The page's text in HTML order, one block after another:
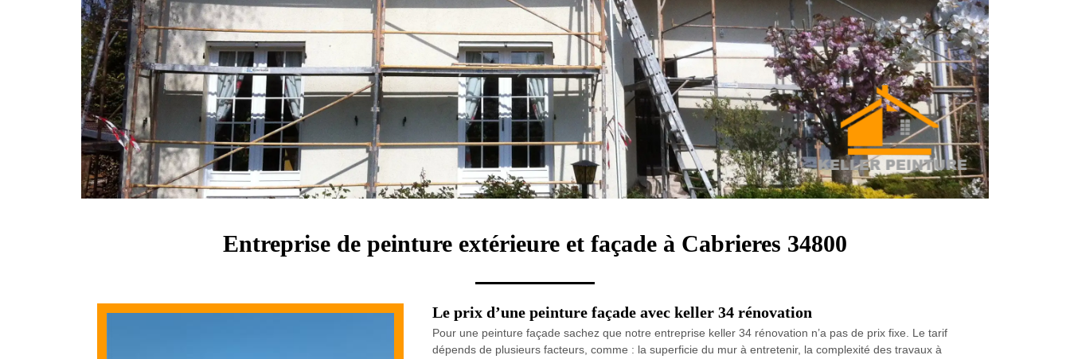
Entreprise de peinture extérieure et façade à Cabrieres 34800
Le prix d’une peinture façade avec keller 34 rénovation
Pour une peinture façade sachez que notre entreprise keller 34 rénovation n’a pas de prix fixe. Le tarif
dépends de plusieurs facteurs, comme : la superficie du mur à entretenir, la complexité des travaux à